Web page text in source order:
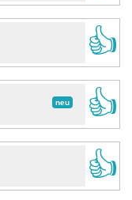
👍
neu
👍
👍